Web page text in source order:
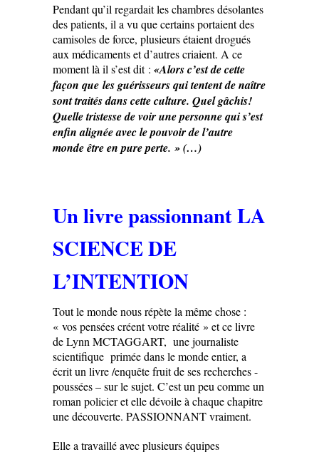
Pendant qu’il regardait les chambres désolantes
des patients, il a vu que certains portaient des
camisoles de force, plusieurs étaient drogués
aux médicaments et d’autres criaient. A ce
moment là il s’est dit : «Alors c’est de cette
façon que les guérisseurs qui tentent de naître
sont traités dans cette culture. Quel gâchis!
Quelle tristesse de voir une personne qui s’est
enfin alignée avec le pouvoir de l’autre
monde être en pure perte. » (…)
Un livre passionnant LA
SCIENCE DE
L’INTENTION
Tout le monde nous répète la même chose :
« vos pensées créent votre réalité » et ce livre
de Lynn MCTAGGART, une journaliste
scientifique primée dans le monde entier, a
écrit un livre /enquête fruit de ses recherches -
poussées – sur le sujet. C’est un peu comme un
roman policier et elle dévoile à chaque chapitre
une découverte. PASSIONNANT vraiment.
Elle a travaillé avec plusieurs équipes